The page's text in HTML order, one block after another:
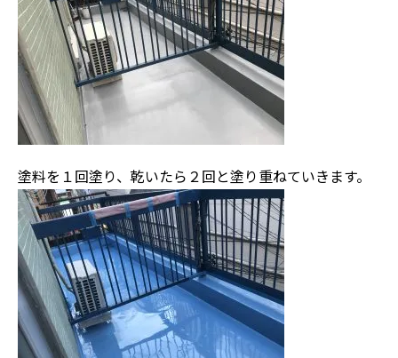
塗料を１回塗り、乾いたら２回と塗り重ねていきます。